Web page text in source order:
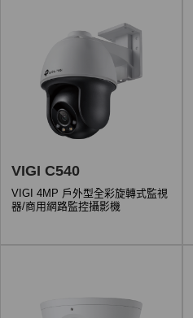
VIGI C540
VIGI 4MP 戶外型全彩旋轉式監視
器/商用網路監控攝影機